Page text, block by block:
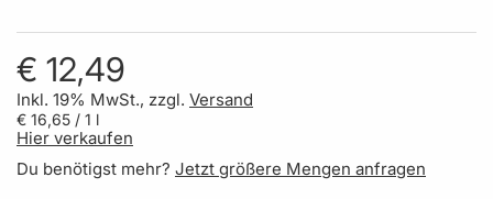
€ 12,49
Inkl. 19% MwSt., zzgl. Versand
€ 16,65 / 1 l
Hier verkaufen
Du benötigst mehr? Jetzt größere Mengen anfragen